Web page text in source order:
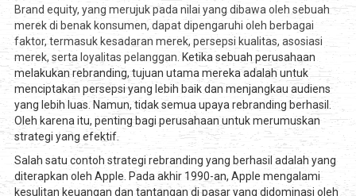
Brand equity, yang merujuk pada nilai yang dibawa oleh sebuah
merek di benak konsumen, dapat dipengaruhi oleh berbagai
faktor, termasuk kesadaran merek, persepsi kualitas, asosiasi
merek, serta loyalitas pelanggan. Ketika sebuah perusahaan
melakukan rebranding, tujuan utama mereka adalah untuk
menciptakan persepsi yang lebih baik dan menjangkau audiens
yang lebih luas. Namun, tidak semua upaya rebranding berhasil.
Oleh karena itu, penting bagi perusahaan untuk merumuskan
strategi yang efektif.
Salah satu contoh strategi rebranding yang berhasil adalah yang
diterapkan oleh Apple. Pada akhir 1990-an, Apple mengalami
kesulitan keuangan dan tantangan di pasar yang didominasi oleh